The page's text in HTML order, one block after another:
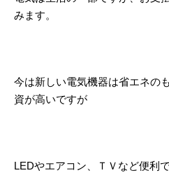
みます。
今は新しい電気機器は省エネの
資が高いですが
LEDやエアコン、ＴＶなど便利